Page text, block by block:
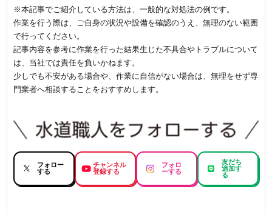
※本記事でご紹介している方法は、一般的な対処法の例です。
作業を行う際は、ご自身の状況や設備を確認のうえ、無理のない範囲
で行ってください。
記事内容を参考に作業を行った結果生じた不具合やトラブルについて
は、当社では責任を負いかねます。
少しでも不安がある場合や、作業に自信がない場合は、無理をせず専
門業者へ相談することをおすすめします。
フォロー
する
チャンネル
登録する
フォロ
ーする
友だち
追加す
る